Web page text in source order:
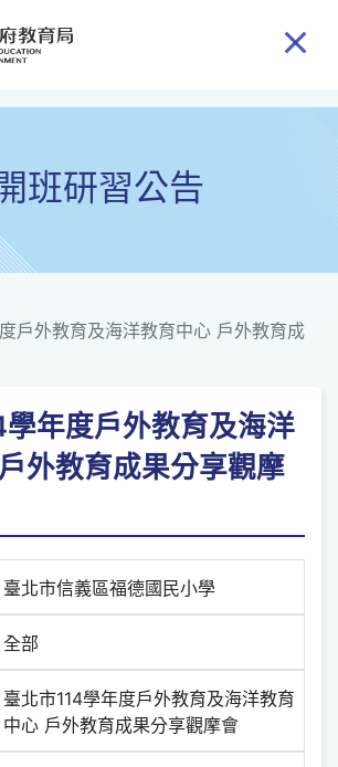
班研習公告
戶外教育及海洋教育中心 戶外教育成
學年度戶外教育及海洋
外教育成果分享觀摩
臺北市信義區福德國民小學
全部
臺北市114學年度戶外教育及海洋教育
中心 戶外教育成果分享觀摩會